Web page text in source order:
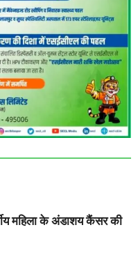
महिला के अंडाशय कैंसर की